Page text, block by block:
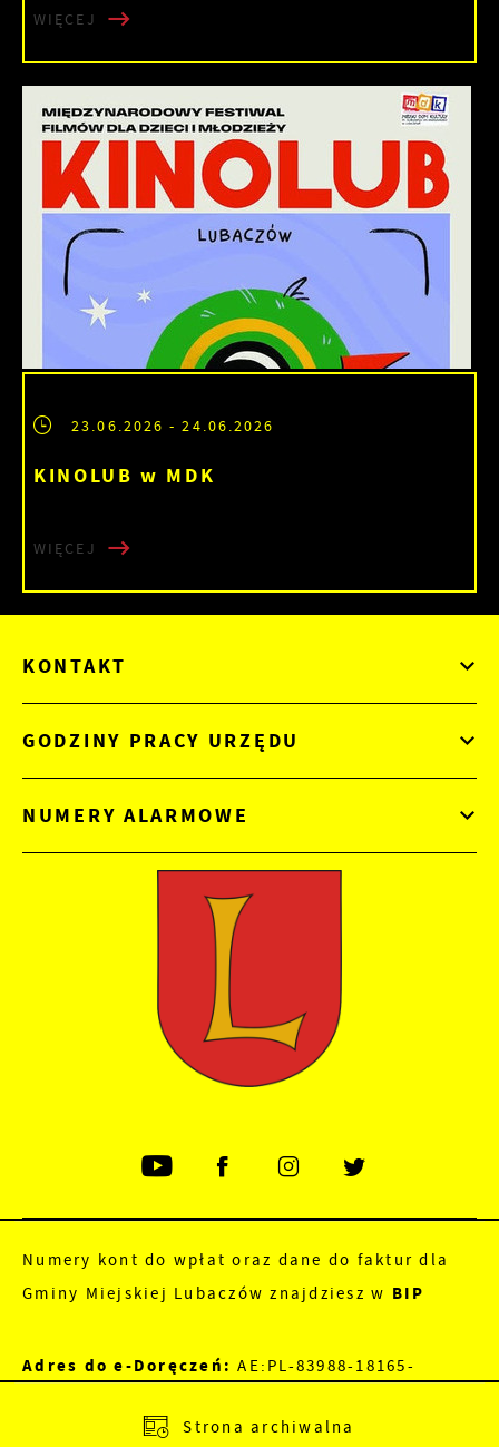
WIĘCEJ
23.06.2026 - 24.06.2026
KINOLUB w MDK
WIĘCEJ
KONTAKT
GODZINY PRACY URZĘDU
NUMERY ALARMOWE
Numery kont do wpłat oraz dane do faktur dla
Gminy Miejskiej Lubaczów znajdziesz w BIP
Adres do e-Doręczeń: AE:PL-83988-18165-
Strona archiwalna